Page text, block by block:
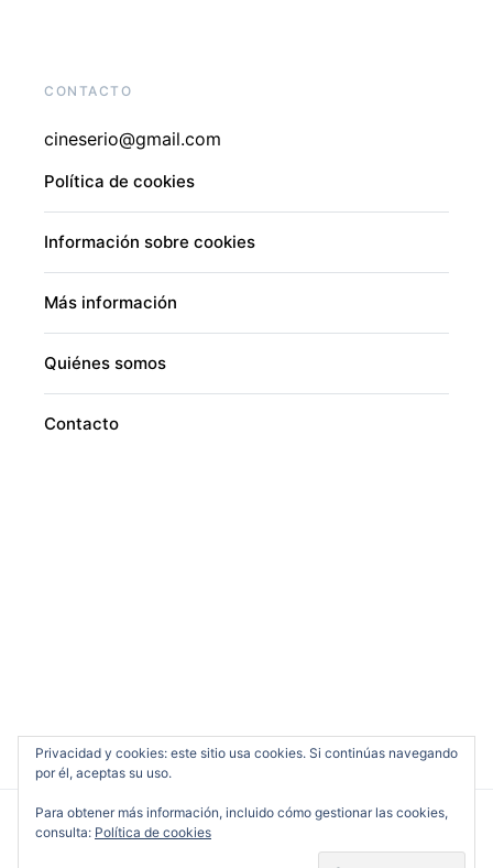
CONTACTO
cineserio@gmail.com
Política de cookies
Información sobre cookies
Más información
Quiénes somos
Contacto
Privacidad y cookies: este sitio usa cookies. Si continúas navegando
por él, aceptas su uso.
Para obtener más información, incluido cómo gestionar las cookies,
consulta: Política de cookies